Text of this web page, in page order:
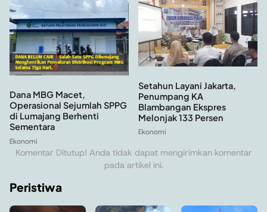
Dana MBG Macet,
Operasional Sejumlah SPPG
di Lumajang Berhenti
Sementara
Ekonomi
Setahun Layani Jakarta,
Penumpang KA
Blambangan Ekspres
Melonjak 133 Persen
Ekonomi
Komentar Ditutup! Anda tidak dapat mengirimkan komentar
pada artikel ini.
Peristiwa